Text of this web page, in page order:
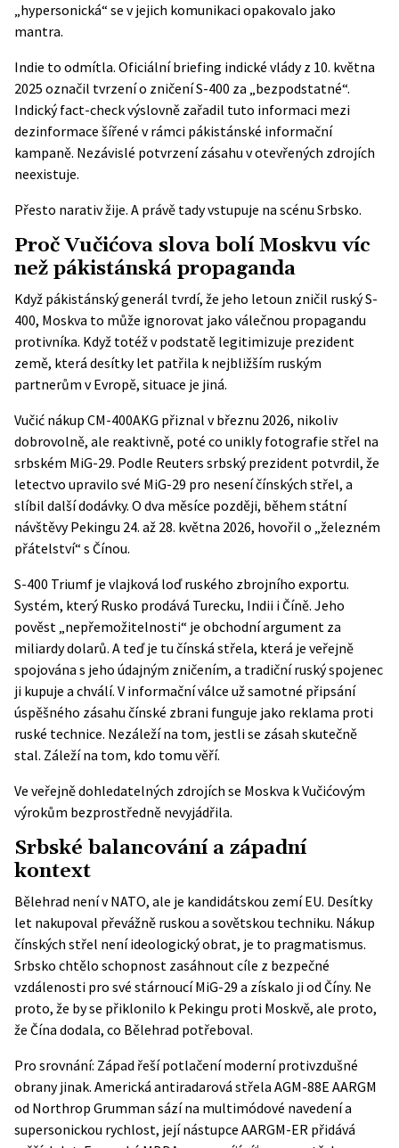
„hypersonická“ se v jejich komunikaci opakovalo jako
mantra.
Indie to odmítla. Oficiálníbriefing indické vládyz 10. května
2025 označil tvrzení o zničení S-400 za „bezpodstatné“.
Indický fact-check výslovně zařadil tuto informaci mezi
dezinformace šířené v rámci pákistánské informační
kampaně. Nezávislé potvrzení zásahu v otevřených zdrojích
neexistuje.
Přesto narativ žije. A právě tady vstupuje na scénu Srbsko.
Proč Vučićova slova bolí Moskvu víc
než pákistánská propaganda
Když pákistánský generál tvrdí, že jeho letoun zničil ruský S-
400, Moskva to může ignorovat jako válečnou propagandu
protivníka. Když totéž v podstatě legitimizuje prezident
země, která desítky let patřila k nejbližším ruským
partnerům v Evropě, situace je jiná.
Vučić nákup CM-400AKG přiznal v březnu 2026, nikoliv
dobrovolně, ale reaktivně, poté co unikly fotografie střel na
srbském MiG-29. Podle Reuters srbský prezident potvrdil, že
letectvo upravilo své MiG-29 pro nesení čínských střel, a
slíbil další dodávky. O dva měsíce později, během státní
návštěvy Pekingu 24. až 28. května 2026, hovořil o „železném
přátelství“ s Čínou.
S-400 Triumf je vlajková loď ruského zbrojního exportu.
Systém, který Rusko prodává Turecku, Indii i Číně. Jeho
pověst „nepřemožitelnosti“ je obchodní argument za
miliardy dolarů. A teď je tu čínská střela, která je veřejně
spojována s jeho údajným zničením, a tradiční ruský spojenec
ji kupuje a chválí. V informační válce už samotné připsání
úspěšného zásahu čínské zbrani funguje jako reklama proti
ruské technice. Nezáleží na tom, jestli se zásah skutečně
stal. Záleží na tom, kdo tomu věří.
Ve veřejně dohledatelných zdrojích se Moskva k Vučićovým
výrokům bezprostředně nevyjádřila.
Srbské balancování a západní
kontext
Bělehrad není v NATO, ale je kandidátskou zemí EU. Desítky
let nakupoval převážně ruskou a sovětskou techniku. Nákup
čínských střel není ideologický obrat, je to pragmatismus.
Srbsko chtělo schopnost zasáhnout cíle z bezpečné
vzdálenosti pro své stárnoucí MiG-29 a získalo ji od Číny. Ne
proto, že by se přiklonilo k Pekingu proti Moskvě, ale proto,
že Čína dodala, co Bělehrad potřeboval.
Pro srovnání: Západ řeší potlačení moderní protivzdušné
obrany jinak. Americká antiradarová střela AGM-88E AARGM
od Northrop Grumman sází na multimódové navedení a
supersonickou rychlost, její nástupce AARGM-ER přidává